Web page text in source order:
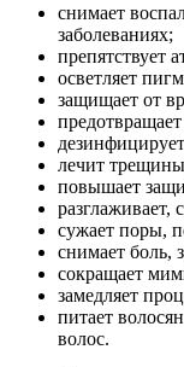
снимает
заболеваниях;
препятствует
осветляет
защищает от
лечит
повышает
разглаживает,
сужает поры,
снимает боль,
сокращает
замедляет
питает
волос.